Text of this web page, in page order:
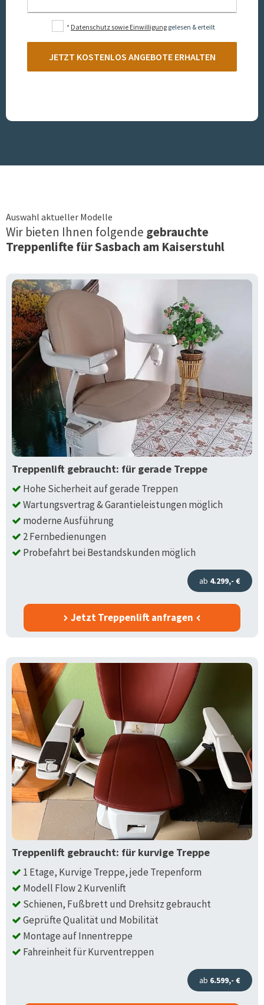
* Datenschutz sowie Einwilligung gelesen & erteilt
JETZT KOSTENLOS ANGEBOTE ERHALTEN
Auswahl aktueller Modelle
Wir bieten Ihnen folgende gebrauchte
Treppenlifte fürSasbach am Kaiserstuhl
Treppenlift gebraucht: für gerade Treppe
Hohe Sicherheit auf gerade Treppen
Wartungsvertrag & Garantieleistungen möglich
moderne Ausführung
2 Fernbedienungen
Probefahrt bei Bestandskunden möglich
ab 4.299,- €
Jetzt Treppenlift anfragen
Treppenlift gebraucht: für kurvige Treppe
1 Etage, Kurvige Treppe, jede Trepenform
Modell Flow 2 Kurvenlift
Schienen, Fußbrett und Drehsitz gebraucht
Geprüfte Qualität und Mobilität
Montage auf Innentreppe
Fahreinheit für Kurventreppen
ab 6.599,- €